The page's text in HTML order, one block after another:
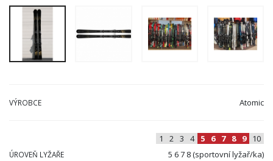
VÝROBCE Atomic
ÚROVEŇ LYŽAŘE
1 2 3 4 5 6 7 8 9
10
5 6 7 8 (sportovní lyžař/ka)